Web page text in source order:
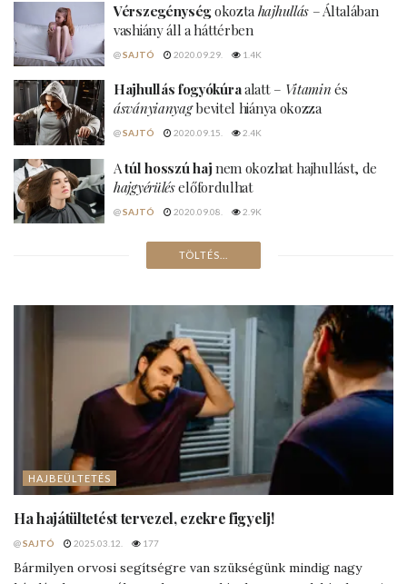
Vérszegénység okozta hajhullás – Általában
vashiány áll a háttérben
@SAJTÓ 2020.09.29. 1.4K
Hajhullás fogyókúraalatt – Vitamin és
ásványianyagbevitel hiánya okozza
@SAJTÓ 2020.09.15. 2.4K
Atúl hosszú haj nem okozhat hajhullást, de
hajgyérüléselőfordulhat
@SAJTÓ 2020.09.08. 2.9K
fogamzásgátló tabletta
SAJTÓ 2020.08.18. 5.9K
Terhességutáni hajhullás – ha sokáig
elhúzódikszakemberhez kell fordulni
SAJTÓ 2020.09.15.
4 lehetséges okviszkető fejbőresetén
SAJTÓ 2020.07.22.
5 biztos jel, hogy hajunkgenetikai okok
hullik
@ SAJTÓ 2020.06.18. 6.9K
TOVÁBBIAK